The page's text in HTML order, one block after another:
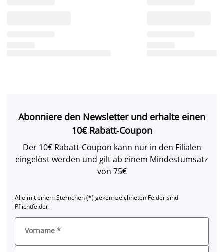
Abonniere den Newsletter und erhalte einen
10€ Rabatt-Coupon
Der 10€ Rabatt-Coupon kann nur in den Filialen
eingelöst werden und gilt ab einem Mindestumsatz
von 75€
Alle mit einem Sternchen (*) gekennzeichneten Felder sind
Pflichtfelder.
Vorname *